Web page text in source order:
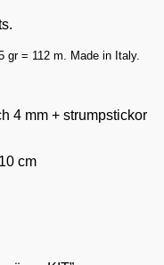
gr = 112 m. Made in Italy.
4 mm + strumpstickor
cm